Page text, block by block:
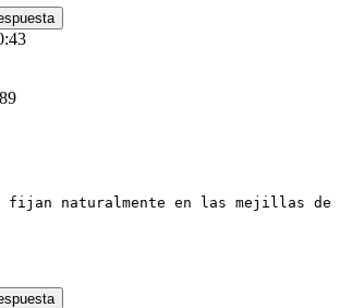
fijan naturalmente en las mejillas de